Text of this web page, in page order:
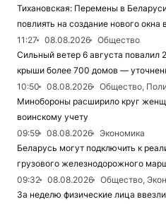
Тихановская: Перемены в
повлиять на создание нового
11:27
08.08.2026
Общество
Сильный ветер 6 августа повалил
крыши более 700 домов —
10:50
08.08.2026
Общество,
Минобороны расширило круг
воинскому учету
09:59
08.08.2026
Экономика
Беларусь могут подключить к
грузового железнодорожного
09:32
08.08.2026
Общество,
За неделю физические лица